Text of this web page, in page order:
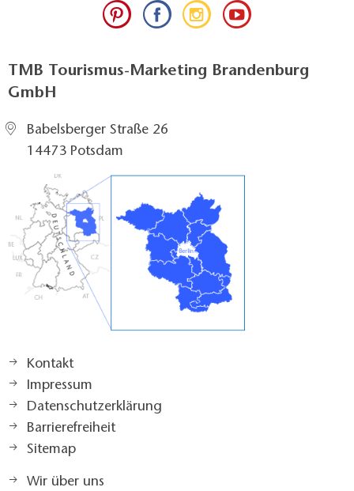
TMB Tourismus-Marketing Brandenburg
GmbH
Babelsberger Straße 26
14473 Potsdam
Kontakt
Impressum
Datenschutzerklärung
Barrierefreiheit
Sitemap
Wir über uns